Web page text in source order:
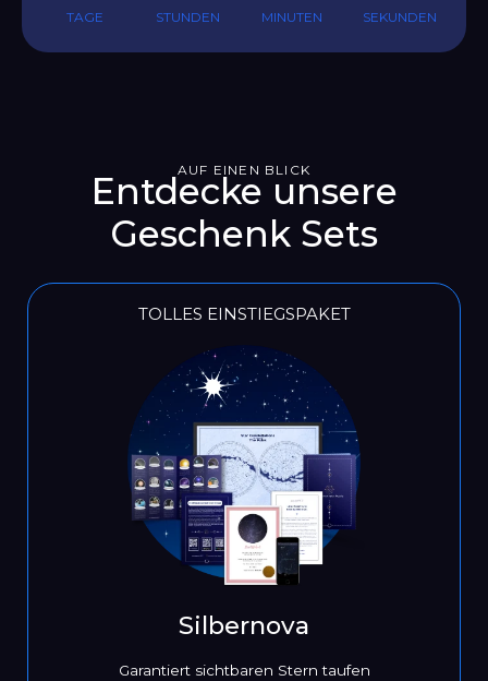
TAGE STUNDEN MINUTEN SEKUNDEN
AUF EINEN BLICK
Entdecke unsere
Geschenk Sets
TOLLES EINSTIEGSPAKET
Silbernova
Garantiert sichtbaren Stern taufen